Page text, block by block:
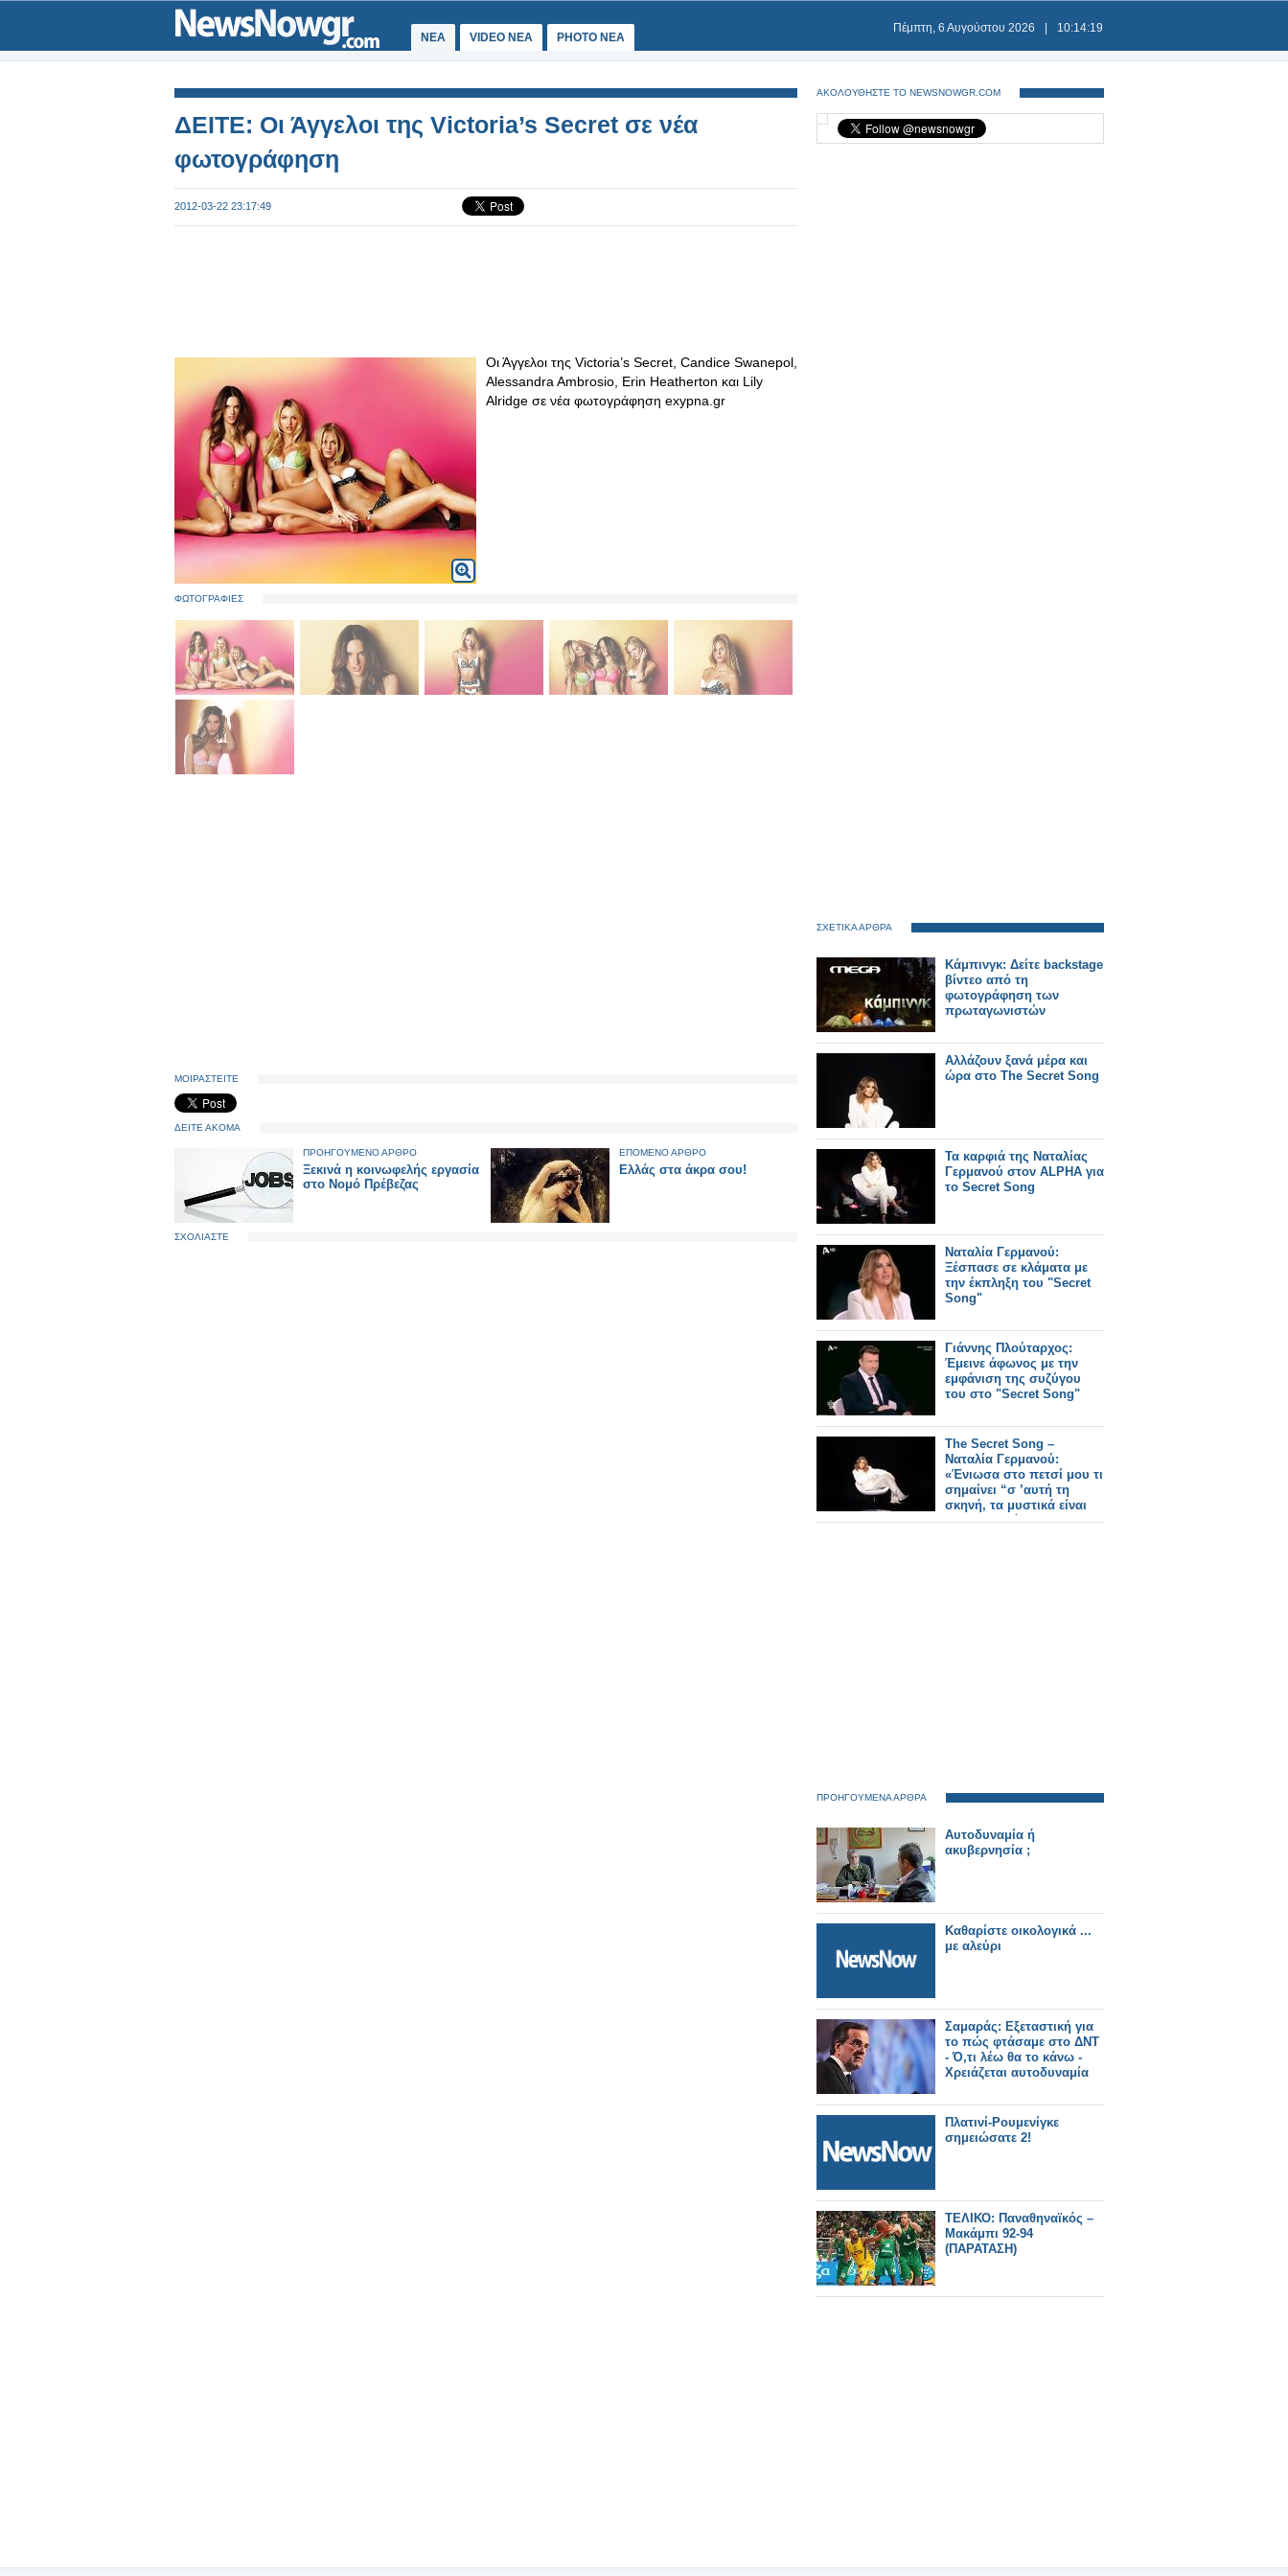
ΝΕΑ VIDEO NEA PHOTO NEA
Πέμπτη, 6 Αυγούστου 2026 10:14:19
ΔΕΙΤΕ: Οι Άγγελοι της Victoria’s Secret σε νέα
φωτογράφηση
2012-03-22 23:17:49
Οι Άγγελοι της Victoria’s Secret, Candice Swanepol,
Alessandra Ambrosio, Erin Heatherton και Lily
Alridge σε νέα φωτογράφηση exypna.gr
ΦΩΤΟΓΡΑΦΙΕΣ
ΜΟΙΡΑΣΤΕΙΤΕ
ΔΕΙΤΕ ΑΚΟΜΑ
ΠΡΟΗΓΟΥΜΕΝΟ ΑΡΘΡΟ
Ξεκινά η κοινωφελής εργασία
στο Νομό Πρέβεζας
ΕΠΟΜΕΝΟ ΑΡΘΡΟ
Ελλάς στα άκρα σου!
ΣΧΟΛΙΑΣΤΕ
ΑΚΟΛΟΥΘΗΣΤΕ ΤΟ NEWSNOWGR.COM
ΣΧΕΤΙΚΑ ΑΡΘΡΑ
Κάμπινγκ: Δείτε backstage
βίντεο από τη
φωτογράφηση των
πρωταγωνιστών
Αλλάζουν ξανά μέρα και
ώρα στο The Secret Song
Τα καρφιά της Ναταλίας
Γερμανού στον ALPHA για
το Secret Song
Ναταλία Γερμανού:
Ξέσπασε σε κλάματα με
την έκπληξη του "Secret
Song"
Γιάννης Πλούταρχος:
Έμεινε άφωνος με την
εμφάνιση της συζύγου
του στο "Secret Song"
The Secret Song –
Nαταλία Γερμανού:
«Ένιωσα στο πετσί μου τι
σημαίνει “σ ’αυτή τη
σκηνή, τα μυστικά είναι
για να μοιράζονται”»
ΠΡΟΗΓΟΥΜΕΝΑ ΑΡΘΡΑ
Αυτοδυναμία ή
ακυβερνησία ;
Καθαρίστε οικολογικά ...
με αλεύρι
Σαμαράς: Εξεταστική για
το πώς φτάσαμε στο ΔΝΤ
- Ό,τι λέω θα το κάνω -
Χρειάζεται αυτοδυναμία
Πλατινί-Ρουμενίγκε
σημειώσατε 2!
ΤΕΛΙΚΟ: Παναθηναϊκός –
Μακάμπι 92-94
(ΠΑΡΑΤΑΣΗ)